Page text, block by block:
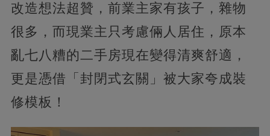
改造想法超贊，前業主家有孩子，雜物
很多，而現業主只考慮倆人居住，原本
亂七八糟的二手房現在變得清爽舒適，
更是憑借「封閉式玄關」被大家夸成裝
修模板！